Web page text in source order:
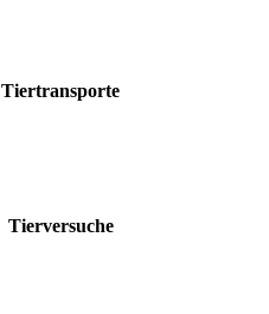
Tiertransporte
Tierversuche